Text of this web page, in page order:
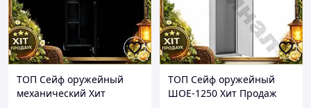
ТОП Сейф оружейный
механический Хит
ТОП Сейф оружейный
ШОЕ-1250 Хит Продаж